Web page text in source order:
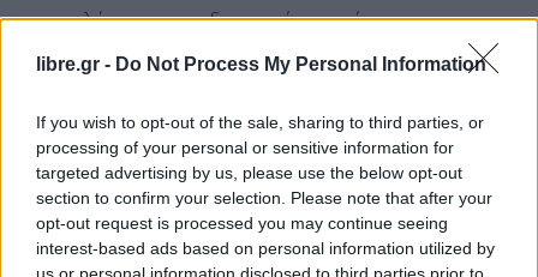
libre.gr - Do Not Process My Personal Information
If you wish to opt-out of the sale, sharing to third parties, or
processing of your personal or sensitive information for
targeted advertising by us, please use the below opt-out
section to confirm your selection. Please note that after your
opt-out request is processed you may continue seeing
interest-based ads based on personal information utilized by
us or personal information disclosed to third parties prior to
παραπλάνηση των διωκτικών αρχών.
Υπάλληλος του τμήματος Δίωξης Ναρκωτικών της
συνεπικουρούμενος από συνοδευτικό κλιμάκιο
στελεχών του τμήματος μετέβη στην
αναγραφόμενη ως διεύθυνση παραλαβής του
ταχυδρομικού δέματος προς παράδοση αυτού.